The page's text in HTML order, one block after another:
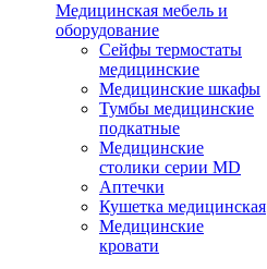
Медицинская мебель и
оборудование
Сейфы термостаты
медицинские
Медицинские шкафы
Тумбы медицинские
подкатные
Медицинские
столики серии MD
Аптечки
Кушетка медицинская
Медицинские
кровати